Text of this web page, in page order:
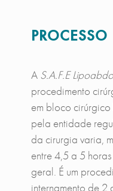
PROCESSO
A S.A.F.E
procedimento
em bloco
pela entidade
da cirurgia varia,
entre 4,5 a 5
geral. É um
internamento de